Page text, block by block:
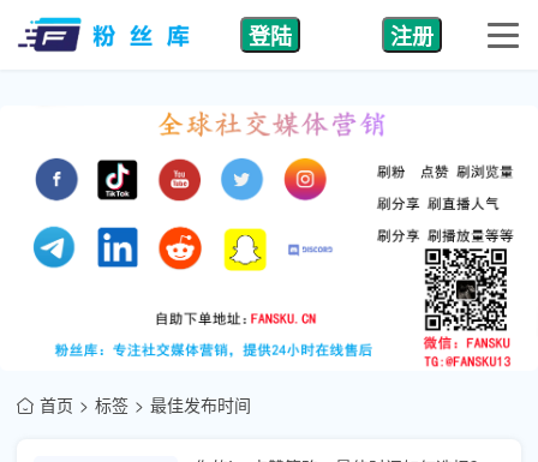
登陆 注册
首页 标签 最佳发布时间